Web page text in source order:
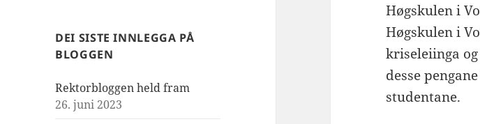
DEI SISTE INNLEGGA PÅ
BLOGGEN
Rektorbloggen held fram
26. juni 2023
Høgskulen i
Høgskulen i
kriseleiinga
desse
studentane.